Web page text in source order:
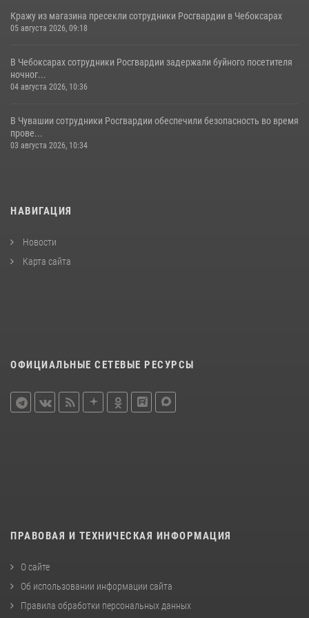
Кражу из магазина пресекли сотрудники Росгвардии в Чебоксарах
05 августа 2026, 09:18
В Чебоксарах сотрудники Росгвардии задержали буйного посетителя
ночног...
04 августа 2026, 10:36
В Чувашии сотрудники Росгвардии обеспечили безопасность во время
прове...
03 августа 2026, 10:34
НАВИГАЦИЯ
Новости
Карта сайта
ОФИЦИАЛЬНЫЕ СЕТЕВЫЕ РЕСУРСЫ
ПРАВОВАЯ И ТЕХНИЧЕСКАЯ ИНФОРМАЦИЯ
О сайте
Об использовании информации сайта
Правила обработки персональных данных